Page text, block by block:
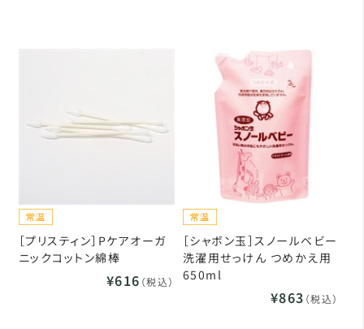
［プリスティン］Pケアオーガ
ニックコットン綿棒
¥616 （税込）
［シャボン玉］スノールベビー
洗濯用せっけん つめかえ用
650ml
¥863 （税込）